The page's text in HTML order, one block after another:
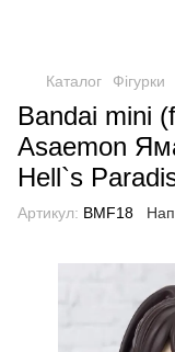
Каталог Фігурки
Bandai mini
Asaemon
Hell`s
Артикул: BMF18